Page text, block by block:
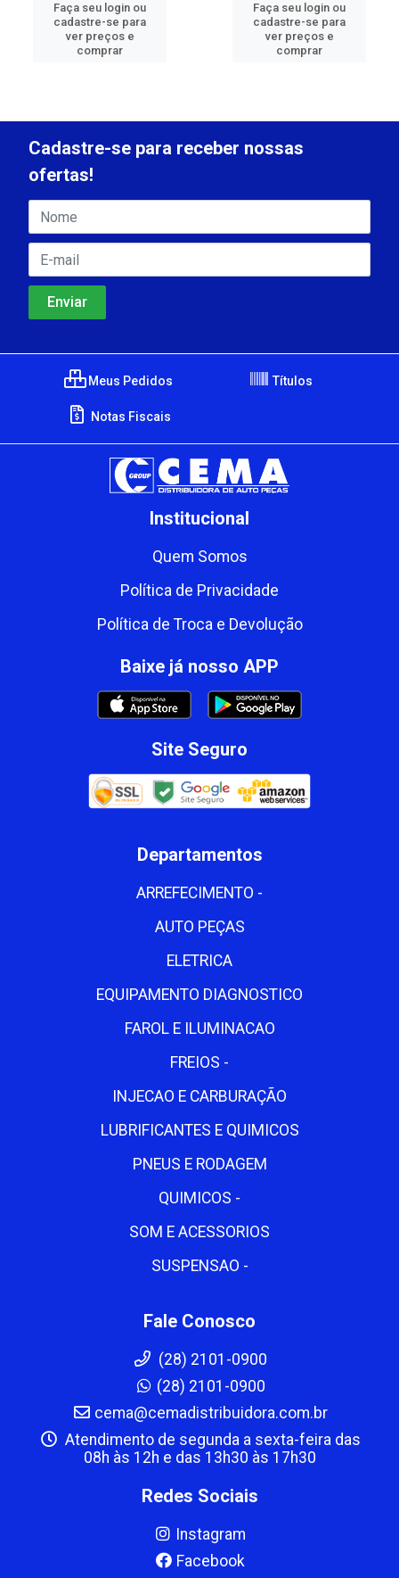
Faça seu login ou
cadastre-se para
ver preços e
comprar
Faça seu login ou
cadastre-se para
ver preços e
comprar
Cadastre-se para receber nossas
ofertas!
Meus Pedidos Títulos
Notas Fiscais
Institucional
Quem Somos
Política de Privacidade
Política de Troca e Devolução
Baixe já nosso APP
Site Seguro
Departamentos
ARREFECIMENTO -
AUTO PEÇAS
ELETRICA
EQUIPAMENTO DIAGNOSTICO
FAROL E ILUMINACAO
FREIOS -
INJECAO E CARBURAÇÃO
LUBRIFICANTES E QUIMICOS
PNEUS E RODAGEM
QUIMICOS -
SOM E ACESSORIOS
SUSPENSAO -
Fale Conosco
(28) 2101-0900
(28) 2101-0900
cema@cemadistribuidora.com.br
Atendimento de segunda a sexta-feira das
08h às 12h e das 13h30 às 17h30
Redes Sociais
Instagram
Facebook